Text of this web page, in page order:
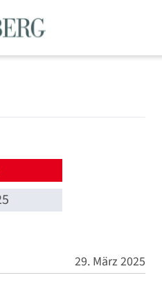
29. März 2025